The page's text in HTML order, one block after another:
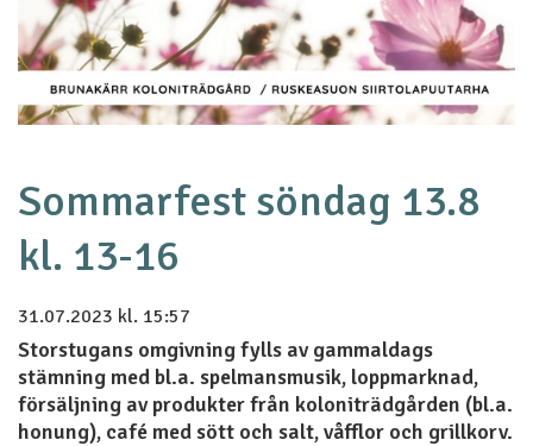
Sommarfest söndag 13.8
kl. 13-16
31.07.2023 kl. 15:57
Storstugans omgivning fylls av gammaldags
stämning med bl.a. spelmansmusik, loppmarknad,
försäljning av produkter från koloniträdgården (bl.a.
honung), café med sött och salt, våfflor och grillkorv.